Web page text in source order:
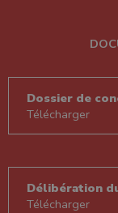
Dossier de
Télécharger
Délibération
Télécharger